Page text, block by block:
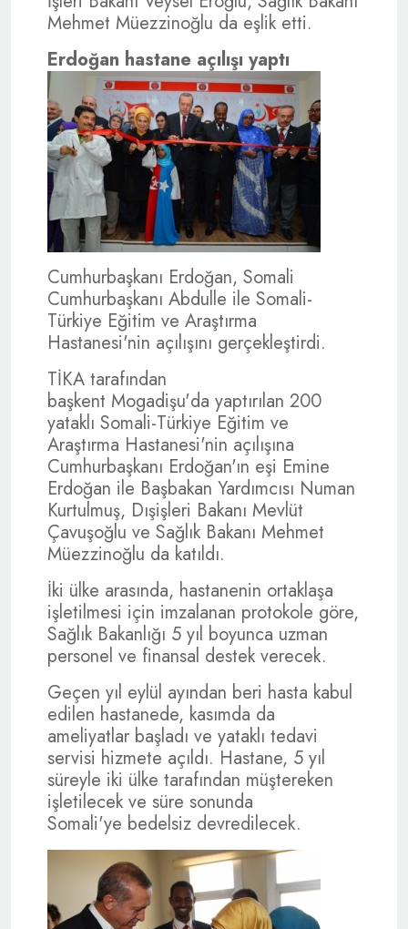
Mehmet Müezzinoğlu da eşlik etti.
Erdoğan hastane açılışı yaptı
Cumhurbaşkanı Erdoğan, Somali
Cumhurbaşkanı Abdulle ile Somali-
Türkiye Eğitim ve Araştırma
Hastanesi'nin açılışını gerçekleştirdi.
TİKA tarafından
başkent Mogadişu'da yaptırılan 200
yataklı Somali-Türkiye Eğitim ve
Araştırma Hastanesi'nin açılışına
Cumhurbaşkanı Erdoğan'ın eşi Emine
Erdoğan ile Başbakan Yardımcısı Numan
Kurtulmuş, Dışişleri Bakanı Mevlüt
Çavuşoğlu ve Sağlık Bakanı Mehmet
Müezzinoğlu da katıldı.
İki ülke arasında, hastanenin ortaklaşa
işletilmesi için imzalanan protokole göre,
Sağlık Bakanlığı 5 yıl boyunca uzman
personel ve finansal destek verecek.
Geçen yıl eylül ayından beri hasta kabul
edilen hastanede, kasımda da
ameliyatlar başladı ve yataklı tedavi
servisi hizmete açıldı. Hastane, 5 yıl
süreyle iki ülke tarafından müştereken
işletilecek ve süre sonunda
Somali'ye bedelsiz devredilecek.